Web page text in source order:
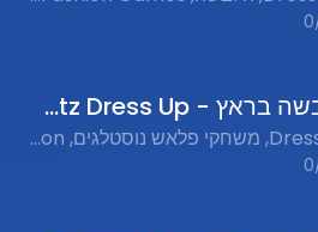
הלבשה בראץ - Bratz Dress Up
Dress Up, משחקי פלאש נוסטלגים, Fashion